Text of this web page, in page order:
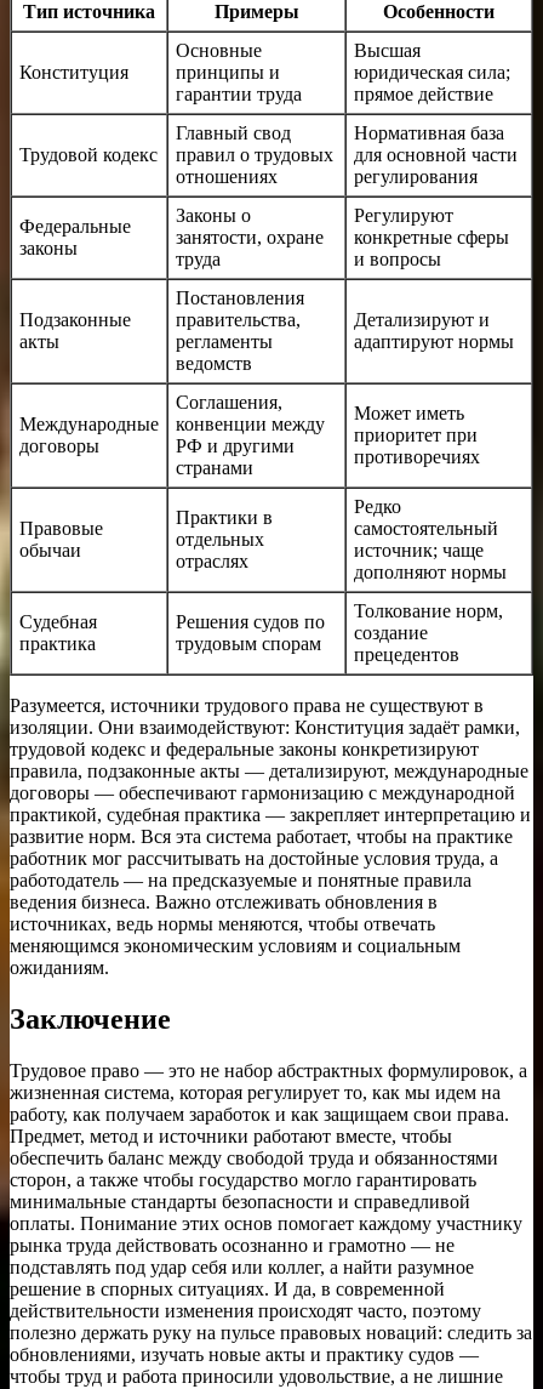
Тип источника Примеры Особенности
Конституция
Основные
принципы и
гарантии труда
Высшая
юридическая сила;
прямое действие
Трудовой кодекс
Главный свод
правил о трудовых
отношениях
Нормативная база
для основной части
регулирования
Федеральные
законы
Законы о
занятости, охране
труда
Регулируют
конкретные сферы
и вопросы
Подзаконные
акты
Постановления
правительства,
регламенты
ведомств
Детализируют и
адаптируют нормы
Международные
договоры
Соглашения,
конвенции между
РФ и другими
странами
Может иметь
приоритет при
противоречиях
Правовые
обычаи
Практики в
отдельных
отраслях
Редко
самостоятельный
источник; чаще
дополняют нормы
Судебная
практика
Решения судов по
трудовым спорам
Толкование норм,
создание
прецедентов
Разумеется, источники трудового права не существуют в
изоляции. Они взаимодействуют: Конституция задаёт рамки,
трудовой кодекс и федеральные законы конкретизируют
правила, подзаконные акты — детализируют, международные
договоры — обеспечивают гармонизацию с международной
практикой, судебная практика — закрепляет интерпретацию и
развитие норм. Вся эта система работает, чтобы на практике
работник мог рассчитывать на достойные условия труда, а
работодатель — на предсказуемые и понятные правила
ведения бизнеса. Важно отслеживать обновления в
источниках, ведь нормы меняются, чтобы отвечать
меняющимся экономическим условиям и социальным
ожиданиям.
Заключение
Трудовое право — это не набор абстрактных формулировок, а
жизненная система, которая регулирует то, как мы идем на
работу, как получаем заработок и как защищаем свои права.
Предмет, метод и источники работают вместе, чтобы
обеспечить баланс между свободой труда и обязанностями
сторон, а также чтобы государство могло гарантировать
минимальные стандарты безопасности и справедливой
оплаты. Понимание этих основ помогает каждому участнику
рынка труда действовать осознанно и грамотно — не
подставлять под удар себя или коллег, а найти разумное
решение в спорных ситуациях. И да, в современной
действительности изменения происходят часто, поэтому
полезно держать руку на пульсе правовых новаций: следить за
обновлениями, изучать новые акты и практику судов —
чтобы труд и работа приносили удовольствие, а не лишние